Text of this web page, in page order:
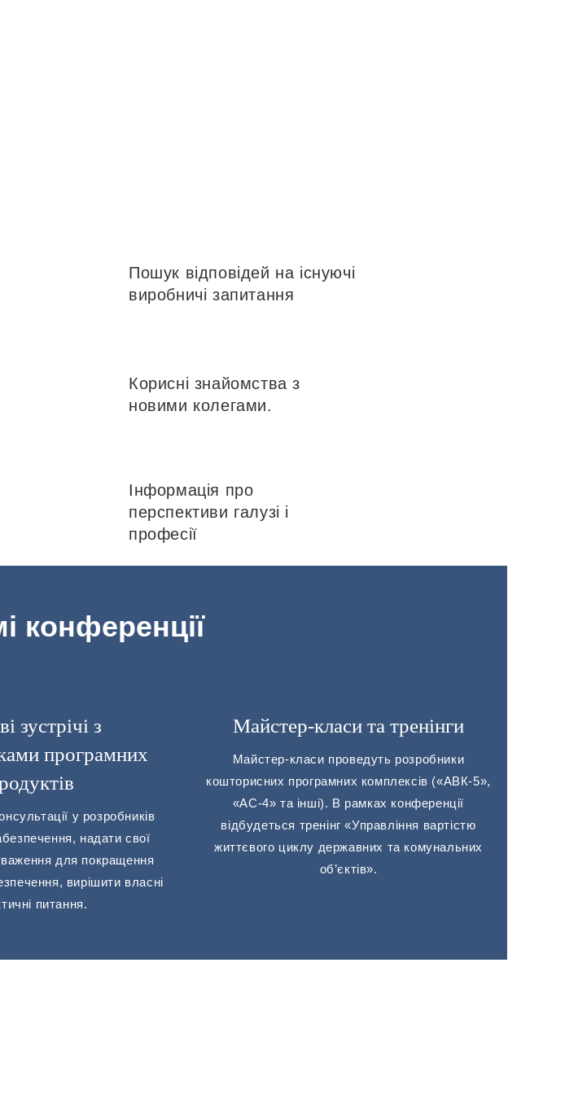
Пошук відповідей на існуючі
виробничі запитання
Корисні знайомства з
новими колегами.
Інформація про
перспективи галузі і
професії
конференції
зустрічі з
програмних
у розробників
надати свої
для покращення
вирішити власні
питання.
Майстер-класи та тренінги
Майстер-класи проведуть розробники
кошторисних програмних комплексів («АВК-5»,
«АС-4» та інші). В рамках конференції
відбудеться тренінг «Управління вартістю
життєвого циклу державних та комунальних
об’єктів».